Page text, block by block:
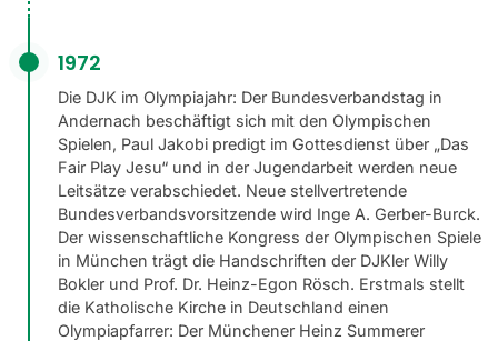
1972
Die DJK im Olympiajahr: Der Bundesverbandstag in
Andernach beschäftigt sich mit den Olympischen
Spielen, Paul Jakobi predigt im Gottesdienst über „Das
Fair Play Jesu“ und in der Jugendarbeit werden neue
Leitsätze verabschiedet. Neue stellvertretende
Bundesverbandsvorsitzende wird Inge A. Gerber-Burck.
Der wissenschaftliche Kongress der Olympischen Spiele
in München trägt die Handschriften der DJKler Willy
Bokler und Prof. Dr. Heinz-Egon Rösch. Erstmals stellt
die Katholische Kirche in Deutschland einen
Olympiapfarrer: Der Münchener Heinz Summerer